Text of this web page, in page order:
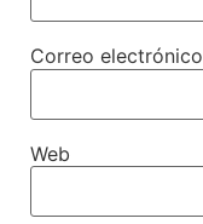
Correo electrónico
Web